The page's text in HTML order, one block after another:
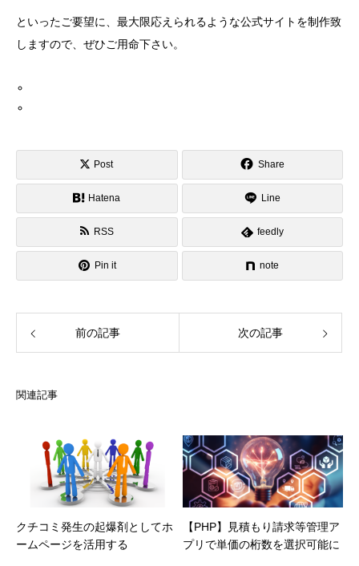
といったご要望に、最大限応えられるような公式サイトを制作致
しますので、ぜひご用命下さい。
Post Share
Hatena Line
RSS feedly
Pin it note
前の記事 次の記事
関連記事
クチコミ発生の起爆剤としてホ
ームページを活用する
【PHP】見積もり請求等管理ア
プリで単価の桁数を選択可能に